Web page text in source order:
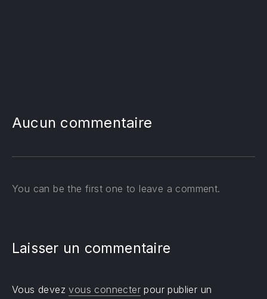
Aucun commentaire
You can be the first one to leave a comment.
Laisser un commentaire
Vous devezvous connecter pour publier un